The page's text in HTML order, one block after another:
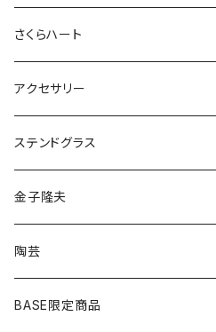
さくらハート
ペンダント
ゴールド
シルバー
ピアス
ゴールド
シルバー
アクセサリー
ネックレス
ピアス
イヤリング
ヘアゴム
ステンドグラス
アクセサリー
イヤリング
ピアス
雑貨・小物
金子隆夫
陶芸
BASE限定商品